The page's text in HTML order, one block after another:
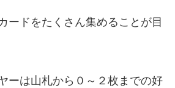
ードをたくさん集めることが目
ーは山札から０～２枚までの好